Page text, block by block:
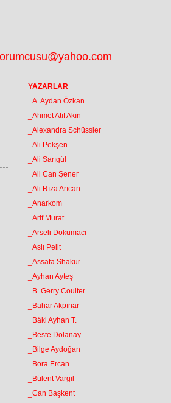
YAZARLAR
_A. Aydan Özkan
_Ahmet Atıf Akın
_Alexandra Schüssler
_Ali Pekşen
_Ali Sarıgül
_Ali Can Şener
_Ali Rıza Arıcan
_Anarkom
_Arif Murat
_Arseli Dokumacı
_Aslı Pelit
_Assata Shakur
_Ayhan Ayteş
_B. Gerry Coulter
_Bahar Akpınar
_Bâki Ayhan T.
_Beste Dolanay
_Bilge Aydoğan
_Bora Ercan
_Bülent Vargil
_Can Başkent